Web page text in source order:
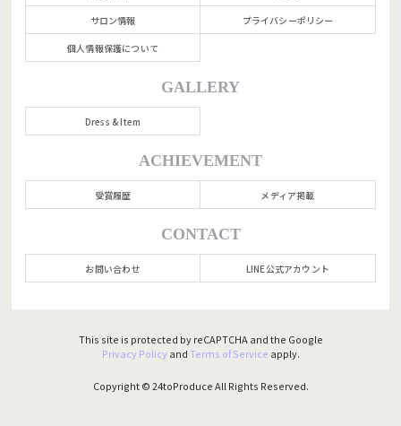
サロン情報 プライバシーポリシー
個人情報保護について
GALLERY
Dress & Item
ACHIEVEMENT
受賞履歴 メディア掲載
CONTACT
お問い合わせ LINE公式アカウント
This site is protected by reCAPTCHA and the Google
Privacy Policy and Terms of Service apply.
Copyright ©︎ 24toProduce All Rights Reserved.